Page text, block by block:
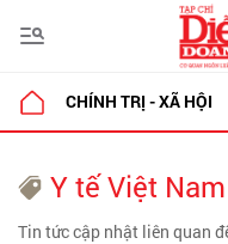
CHÍNH TRỊ - XÃ HỘI
Y tế Việt Nam
Tin tức cập nhật liên quan